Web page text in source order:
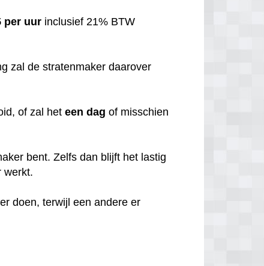
per uur inclusief 21% BTW
zal de stratenmaker daarover
of zal heteen dag of misschien
bent. Zelfs dan blijft het lastig
werkt.
doen, terwijl een andere er